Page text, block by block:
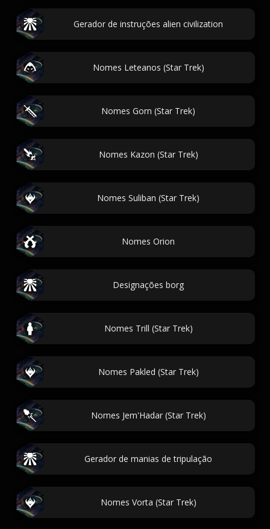
Gerador de instruções alien civilization
Nomes Leteanos (Star Trek)
Nomes Gorn (Star Trek)
Nomes Kazon (Star Trek)
Nomes Suliban (Star Trek)
Nomes Orion
Designações borg
Nomes Trill (Star Trek)
Nomes Pakled (Star Trek)
Nomes Jem'Hadar (Star Trek)
Gerador de manias de tripulação
Nomes Vorta (Star Trek)